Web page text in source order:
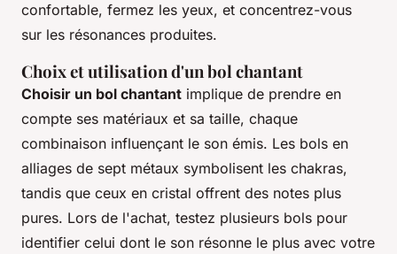
confortable, fermez les yeux, et concentrez-vous
sur les résonances produites.
Choix et utilisation d'un bol chantant
Choisir un bol chantant implique de prendre en
compte ses matériaux et sa taille, chaque
combinaison influençant le son émis. Les bols en
alliages de sept métaux symbolisent les chakras,
tandis que ceux en cristal offrent des notes plus
pures. Lors de l'achat, testez plusieurs bols pour
identifier celui dont le son résonne le plus avec votre